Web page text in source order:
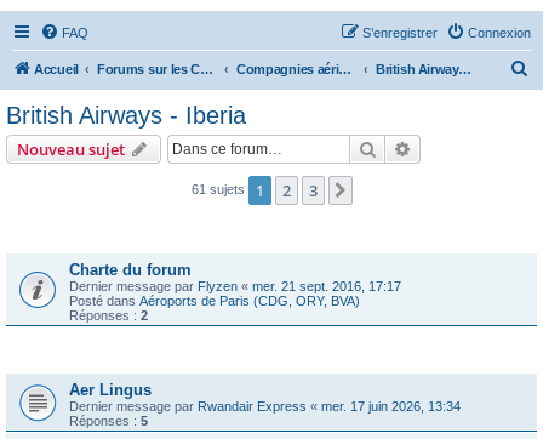
FAQ Connexion
S’enregistrer
Accueil Forums sur les Compagnies Aériennes Compagnies aériennes d'Europe British Airways - Iberia
r
British Airways - Iberia
Nouveau sujet Rechercher
61 sujets 1 2 3
Charte du forum
Dernier message par Flyzen « mer. 21 sept. 2016, 17:17
Posté dans Aéroports de Paris (CDG, ORY, BVA)
Réponses : 2
Aer Lingus
Dernier message par Rwandair Express « mer. 17 juin 2026, 13:34
Réponses : 5